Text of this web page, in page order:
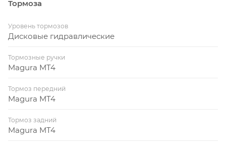
Тормоза
Уровень тормозов
Дисковые гидравлические
Тормозные ручки
Magura MT4
Тормоз передний
Magura MT4
Тормоз задний
Magura MT4